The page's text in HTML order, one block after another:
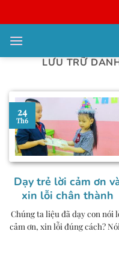
qua
nội
LƯU TRỮ
Dạy trẻ lời cảm ơn
xin lỗi chân thành
Chúng ta liệu đã dạy con nói
cảm ơn, xin lỗi đúng cách?
24
Th6